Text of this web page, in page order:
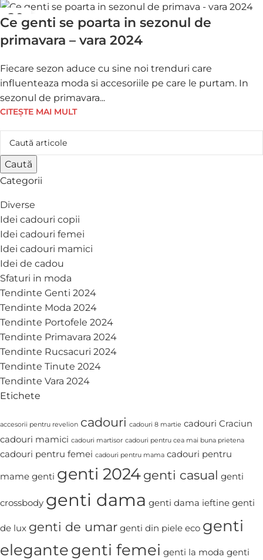
20
FEB.
Ce genti se poarta in sezonul de
primavara – vara 2024
Fiecare sezon aduce cu sine noi trenduri care
influenteaza moda si accesoriile pe care le purtam. In
sezonul de primavara...
CITEȘTE MAI MULT
Caută
Categorii
Diverse
Idei cadouri copii
Idei cadouri femei
Idei cadouri mamici
Idei de cadou
Sfaturi in moda
Tendinte Genti 2024
Tendinte Moda 2024
Tendinte Portofele 2024
Tendinte Primavara 2024
Tendinte Rucsacuri 2024
Tendinte Tinute 2024
Tendinte Vara 2024
Etichete
accesorii pentru revelion cadouri cadouri 8 martie cadouri Craciun
cadouri mamici cadouri martisor cadouri pentru cea mai buna prietena
cadouri pentru femei cadouri pentru mama cadouri pentru
mame genti genti 2024 genti casual genti
crossbody genti dama genti dama ieftine genti
de lux genti de umar genti din piele eco genti
elegantegenti femei genti la moda genti